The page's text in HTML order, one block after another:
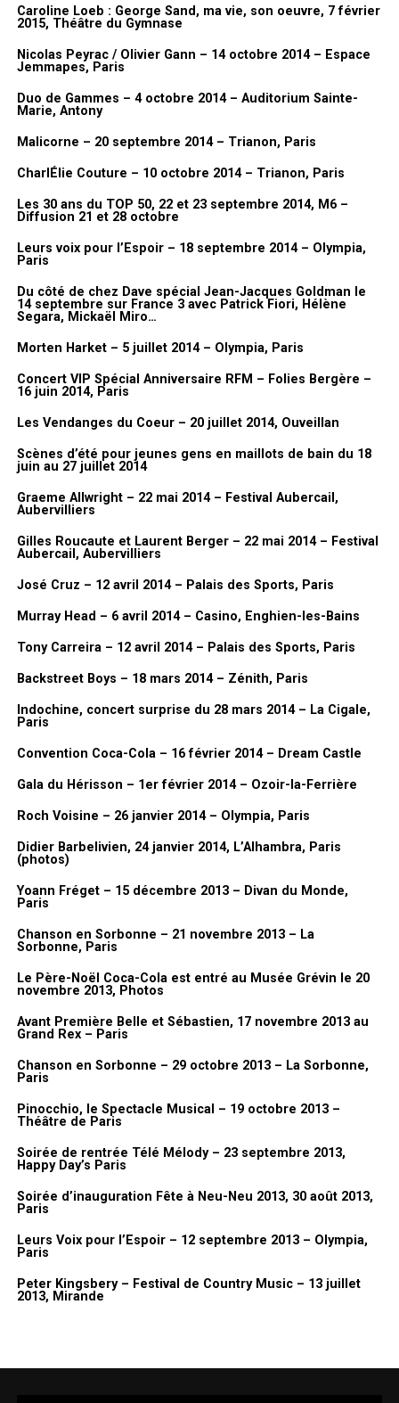
que je fasse le clip de Dorothée puisque j’en avais jamais fait ?» En
fait, avec elle, il m’a dit : «
couloir et tu m’as donné ton idée. J’ai trouvé ça bien« . Voilà, c’est le
hasard et c’est comme ça que ça s’est fait.
Et par contre, j’avais juste fait une suggestion : je voulais le
tourner en 35mm à l’époque et donc il était d’accord. On l’a fait
en 35 mm…
Merci à Lionel Gédébé, Dorothée, Vincent, Benjamin
Itw & Vidéo FanMusik
Nous vous invitons à découvrir à présent des photos prises lors du
vernissage de l’exposition.
Galerie photos
Caroline Loeb : George Sand, ma vie, son oeuvre, 7 février
2015, Théâtre du Gymnase
Nicolas Peyrac / Olivier Gann – 14 octobre 2014 – Espace
Jemmapes, Paris
Duo de Gammes – 4 octobre 2014 – Auditorium Sainte-
Marie, Antony
Malicorne – 20 septembre 2014 – Trianon, Paris
CharlÉlie Couture – 10 octobre 2014 – Trianon, Paris
Les 30 ans du TOP 50, 22 et 23 septembre 2014, M6 –
Diffusion 21 et 28 octobre
Leurs voix pour l’Espoir – 18 septembre 2014 – Olympia,
Paris
Du côté de chez Dave spécial Jean-Jacques Goldman le
14 septembre sur France 3 avec Patrick Fiori, Hélène
Segara, Mickaël Miro…
Morten Harket – 5 juillet 2014 – Olympia, Paris
Concert VIP Spécial Anniversaire RFM – Folies Bergère –
16 juin 2014, Paris
Les Vendanges du Coeur – 20 juillet 2014, Ouveillan
Scènes d’été pour jeunes gens en maillots de bain du 18
juin au 27 juillet 2014
Graeme Allwright – 22 mai 2014 – Festival Aubercail,
Aubervilliers
Gilles Roucaute et Laurent Berger – 22 mai 2014 – Festival
Aubercail, Aubervilliers
José Cruz – 12 avril 2014 – Palais des Sports, Paris
Murray Head – 6 avril 2014 – Casino, Enghien-les-Bains
Tony Carreira – 12 avril 2014 – Palais des Sports, Paris
Backstreet Boys – 18 mars 2014 – Zénith, Paris
Indochine, concert surprise du 28 mars 2014 – La Cigale,
Paris
Convention Coca-Cola – 16 février 2014 – Dream Castle
Gala du Hérisson – 1er février 2014 – Ozoir-la-Ferrière
Roch Voisine – 26 janvier 2014 – Olympia, Paris
Didier Barbelivien, 24 janvier 2014, L’Alhambra, Paris
(photos)
Yoann Fréget – 15 décembre 2013 – Divan du Monde,
Paris
Chanson en Sorbonne – 21 novembre 2013 – La
Sorbonne, Paris
Le Père-Noël Coca-Cola est entré au Musée Grévin le 20
novembre 2013, Photos
Avant Première Belle et Sébastien, 17 novembre 2013 au
Grand Rex – Paris
Chanson en Sorbonne – 29 octobre 2013 – La Sorbonne,
Paris
Pinocchio, le Spectacle Musical – 19 octobre 2013 –
Théâtre de Paris
Soirée de rentrée Télé Mélody – 23 septembre 2013,
Happy Day’s Paris
Soirée d’inauguration Fête à Neu-Neu 2013, 30 août 2013,
Paris
Leurs Voix pour l’Espoir – 12 septembre 2013 – Olympia,
Paris
Peter Kingsbery – Festival de Country Music – 13 juillet
2013, Mirande